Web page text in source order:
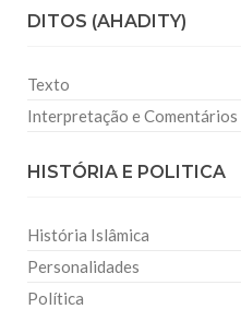
DITOS (AHADITY)
Texto
Interpretação e Comentários
HISTÓRIA E POLITICA
História Islâmica
Personalidades
Política